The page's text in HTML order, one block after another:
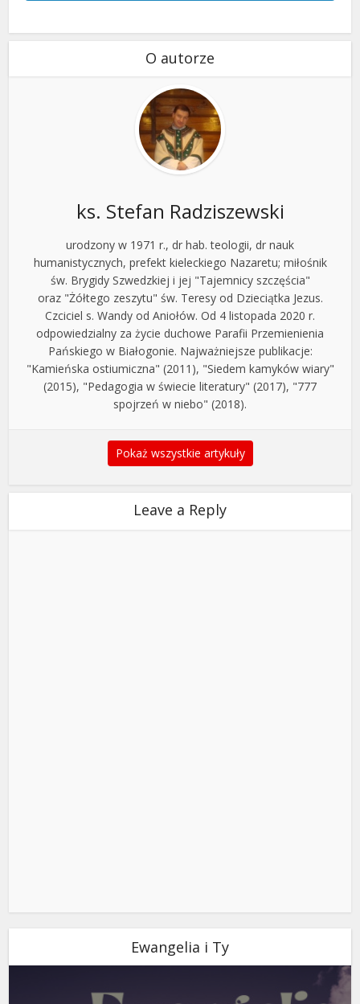
O autorze
ks. Stefan Radziszewski
urodzony w 1971 r., dr hab. teologii, dr nauk
humanistycznych, prefekt kieleckiego Nazaretu; miłośnik
św. Brygidy Szwedzkiej i jej "Tajemnicy szczęścia"
oraz "Żółtego zeszytu" św. Teresy od Dzieciątka Jezus.
Czciciel s. Wandy od Aniołów. Od 4 listopada 2020 r.
odpowiedzialny za życie duchowe Parafii Przemienienia
Pańskiego w Białogonie. Najważniejsze publikacje:
"Kamieńska ostiumiczna" (2011), "Siedem kamyków wiary"
(2015), "Pedagogia w świecie literatury" (2017), "777
spojrzeń w niebo" (2018).
Pokaż wszystkie artykuły
Leave a Reply
Ewangelia i Ty